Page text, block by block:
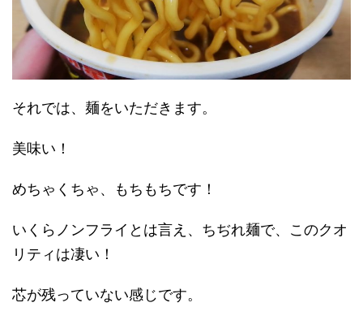
それでは、麺をいただきます。
美味い！
めちゃくちゃ、もちもちです！
いくらノンフライとは言え、ちぢれ麺で、このクオ
リティは凄い！
芯が残っていない感じです。